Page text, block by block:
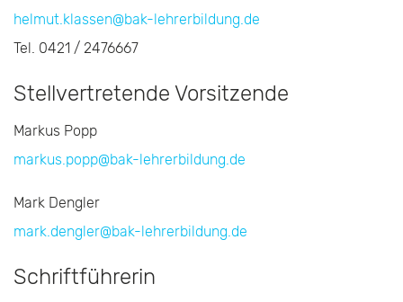
helmut.klassen@bak-lehrerbildung.de
Tel. 0421 / 2476667
Stellvertretende Vorsitzende
Markus Popp
markus.popp@bak-lehrerbildung.de
Mark Dengler
mark.dengler@bak-lehrerbildung.de
Schriftführerin